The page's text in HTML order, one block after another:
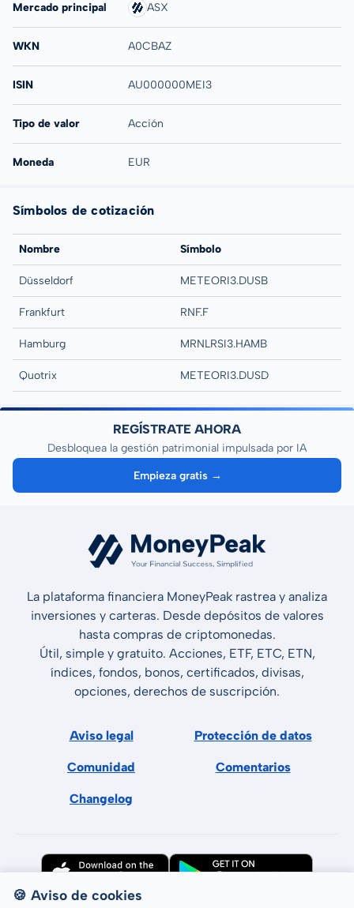
Mercado principal ASX
WKN A0CBAZ
ISIN AU000000MEI3
Tipo de valor Acción
Moneda EUR
Símbolos de cotización
Nombre Símbolo
Düsseldorf METEORI3.DUSB
Frankfurt RNF.F
Hamburg MRNLRSI3.HAMB
Quotrix METEORI3.DUSD
REGÍSTRATE AHORA
Desbloquea la gestión patrimonial impulsada por IA
Empieza gratis →
La plataforma financiera MoneyPeak rastrea y analiza
inversiones y carteras. Desde depósitos de valores
hasta compras de criptomonedas.
Útil, simple y gratuito. Acciones, ETF, ETC, ETN,
índices, fondos, bonos, certificados, divisas,
opciones, derechos de suscripción.
Aviso legal Protección de datos
Comunidad Comentarios
Changelog
🍪 Aviso de cookies